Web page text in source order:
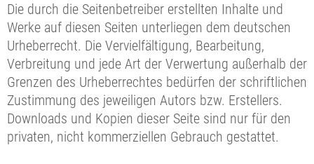
Die durch die Seitenbetreiber erstellten Inhalte und
Werke auf diesen Seiten unterliegen dem deutschen
Urheberrecht. Die Vervielfältigung, Bearbeitung,
Verbreitung und jede Art der Verwertung außerhalb der
Grenzen des Urheberrechtes bedürfen der schriftlichen
Zustimmung des jeweiligen Autors bzw. Erstellers.
Downloads und Kopien dieser Seite sind nur für den
privaten, nicht kommerziellen Gebrauch gestattet.